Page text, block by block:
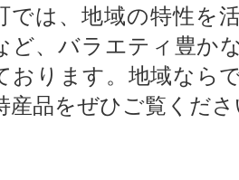
では、地域の特性を
ど、バラエティ豊か
おります。地域なら
産品をぜひご覧くだ